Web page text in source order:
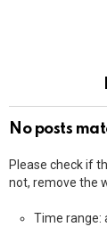
No posts
Please check if
not, remove the
Time range: